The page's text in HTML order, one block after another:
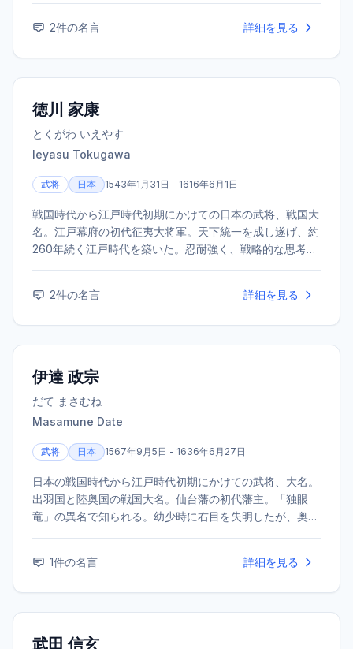
2件の名言 詳細を見る
徳川 家康
とくがわ いえやす
Ieyasu Tokugawa
武将 日本 1543年1月31日 - 1616年6月1日
戦国時代から江戸時代初期にかけての日本の武将、戦国大
名。江戸幕府の初代征夷大将軍。天下統一を成し遂げ、約
260年続く江戸時代を築いた。忍耐強く、戦略的な思考で
2件の名言 詳細を見る
伊達 政宗
だて まさむね
Masamune Date
武将 日本 1567年9月5日 - 1636年6月27日
日本の戦国時代から江戸時代初期にかけての武将、大名。
出羽国と陸奥国の戦国大名。仙台藩の初代藩主。「独眼
竜」の異名で知られる。幼少時に右目を失明したが、奥州
1件の名言 詳細を見る
武田 信玄